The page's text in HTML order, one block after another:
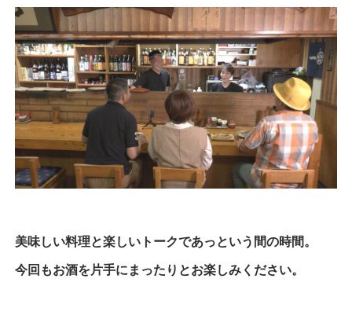
美味しい料理と楽しいトークであっという間の時間。
今回もお酒を片手にまったりとお楽しみください。